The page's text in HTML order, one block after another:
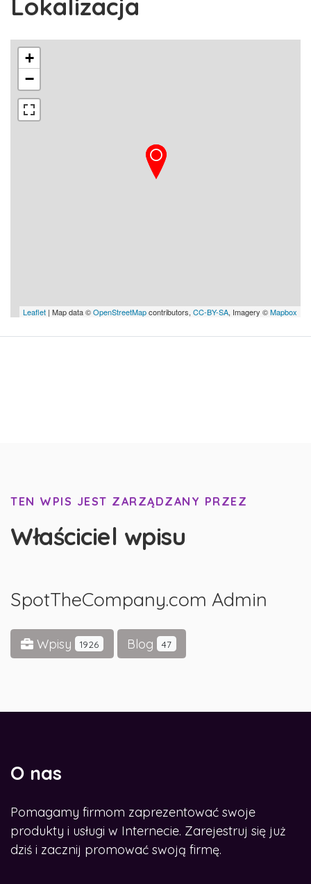
Lokalizacja
+
−
Leaflet | Map data ©OpenStreetMapcontributors, CC-BY-SA, Imagery ©Mapbox
TEN WPIS JEST ZARZĄDZANY PRZEZ
Właściciel wpisu
SpotTheCompany.com Admin
Wpisy 1926 Blog 47
O nas
Pomagamy firmom zaprezentować swoje
produkty i usługi w Internecie. Zarejestruj się już
dziś i zacznij promować swoją firmę.